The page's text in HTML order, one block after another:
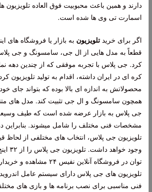
دارند و همین باعث محبوبیت فوق العاده تلویزیون
اسمارت تی وی ها شده است.
اگر برای خریدتلویزیون به بازار یا فروشگاه های
قطعاً به مدل هایی از ال جی، سامسونگ و جی
کرد. جی پلاس با تجربه موفقی که از چندین دهه
کره ای در ایران داشته، اقدام به تولید تلویزیون
محصولاتش به اندازه ای بالا بوده که بتواند جای
همچون سامسونگ و ال جی تثبیت کند. مدل های
جی پلاس به بازار عرضه شده است که طیف وسیعی
مشخصات فنی مختلف را شامل میشوند. بنابراین
تلویزیون جی پلاس، انتخاب های مختلفی از لحاظ
توان در فروشگاه آنلاین نفیس ۲۴
تلویزیون های جی پلاس دارای سیستم عامل
فنی مناسبی برای نصب برنامه ها و بازی های